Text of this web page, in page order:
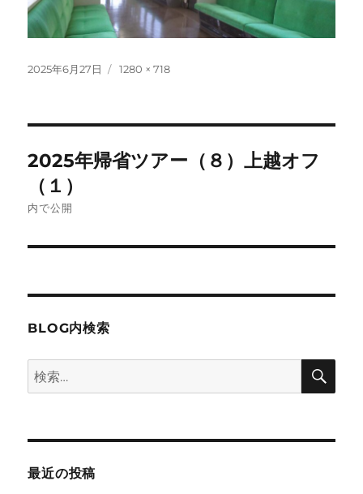
投
2025年6月27日
フ
1280 × 718
稿
ナ
ビ
ョ
2025年帰省ツアー（８）上越オフ
（１）
内で公開
BLOG内検索
検
索:
検
最近の投稿